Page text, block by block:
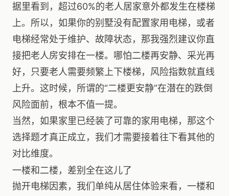
据里看到，超过60%的老人居家意外都发生在楼梯
上。所以，如果你的别墅没有配置家用电梯，或者
电梯经常处于维护、故障状态，那我强烈建议你直
接把老人房安排在一楼。哪怕二楼再安静、采光再
好，只要老人需要频繁上下楼梯，风险指数就直线
上升。这时候，所谓的“二楼更安静”在潜在的跌倒
风险面前，根本不值一提。
当然，如果家里已经装了可靠的家用电梯，那这个
选择题才真正成立，我们才需要接着往下看其他的
对比维度。
一楼和二楼，差别全在这儿了
抛开电梯因素，我们单纯从居住体验来看，一楼和